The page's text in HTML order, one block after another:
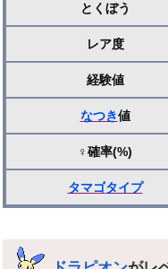
とくぼう
レア度
経験値
なつき値
♀確率(%)
タマゴタイプ